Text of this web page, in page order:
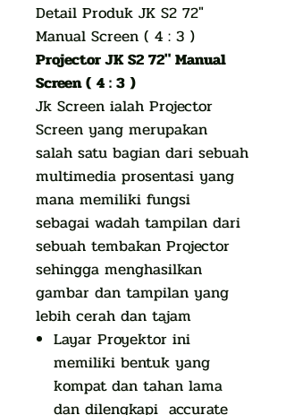
Detail Produk JK S2 72″
Manual Screen ( 4 : 3 )
Projector JK S2 72″ Manual
Screen ( 4 : 3 )
Jk Screen ialah Projector
Screen yang merupakan
salah satu bagian dari sebuah
multimedia prosentasi yang
mana memiliki fungsi
sebagai wadah tampilan dari
sebuah tembakan Projector
sehingga menghasilkan
gambar dan tampilan yang
lebih cerah dan tajam
Layar Proyektor ini
memiliki bentuk yang
kompat dan tahan lama
dan dilengkapi accurate